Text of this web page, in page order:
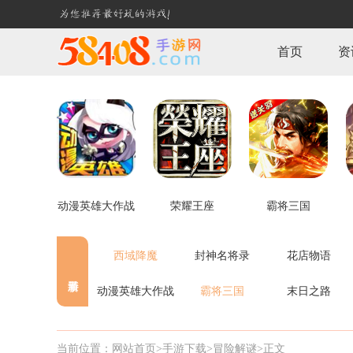
首页
动漫英雄大作战 荣耀王座 霸将三国
西域降魔 封神名将录 花店物语
动漫英雄大作战 霸将三国 末日之路
当前位置： 网站首页>手游下载>冒险解谜>正文